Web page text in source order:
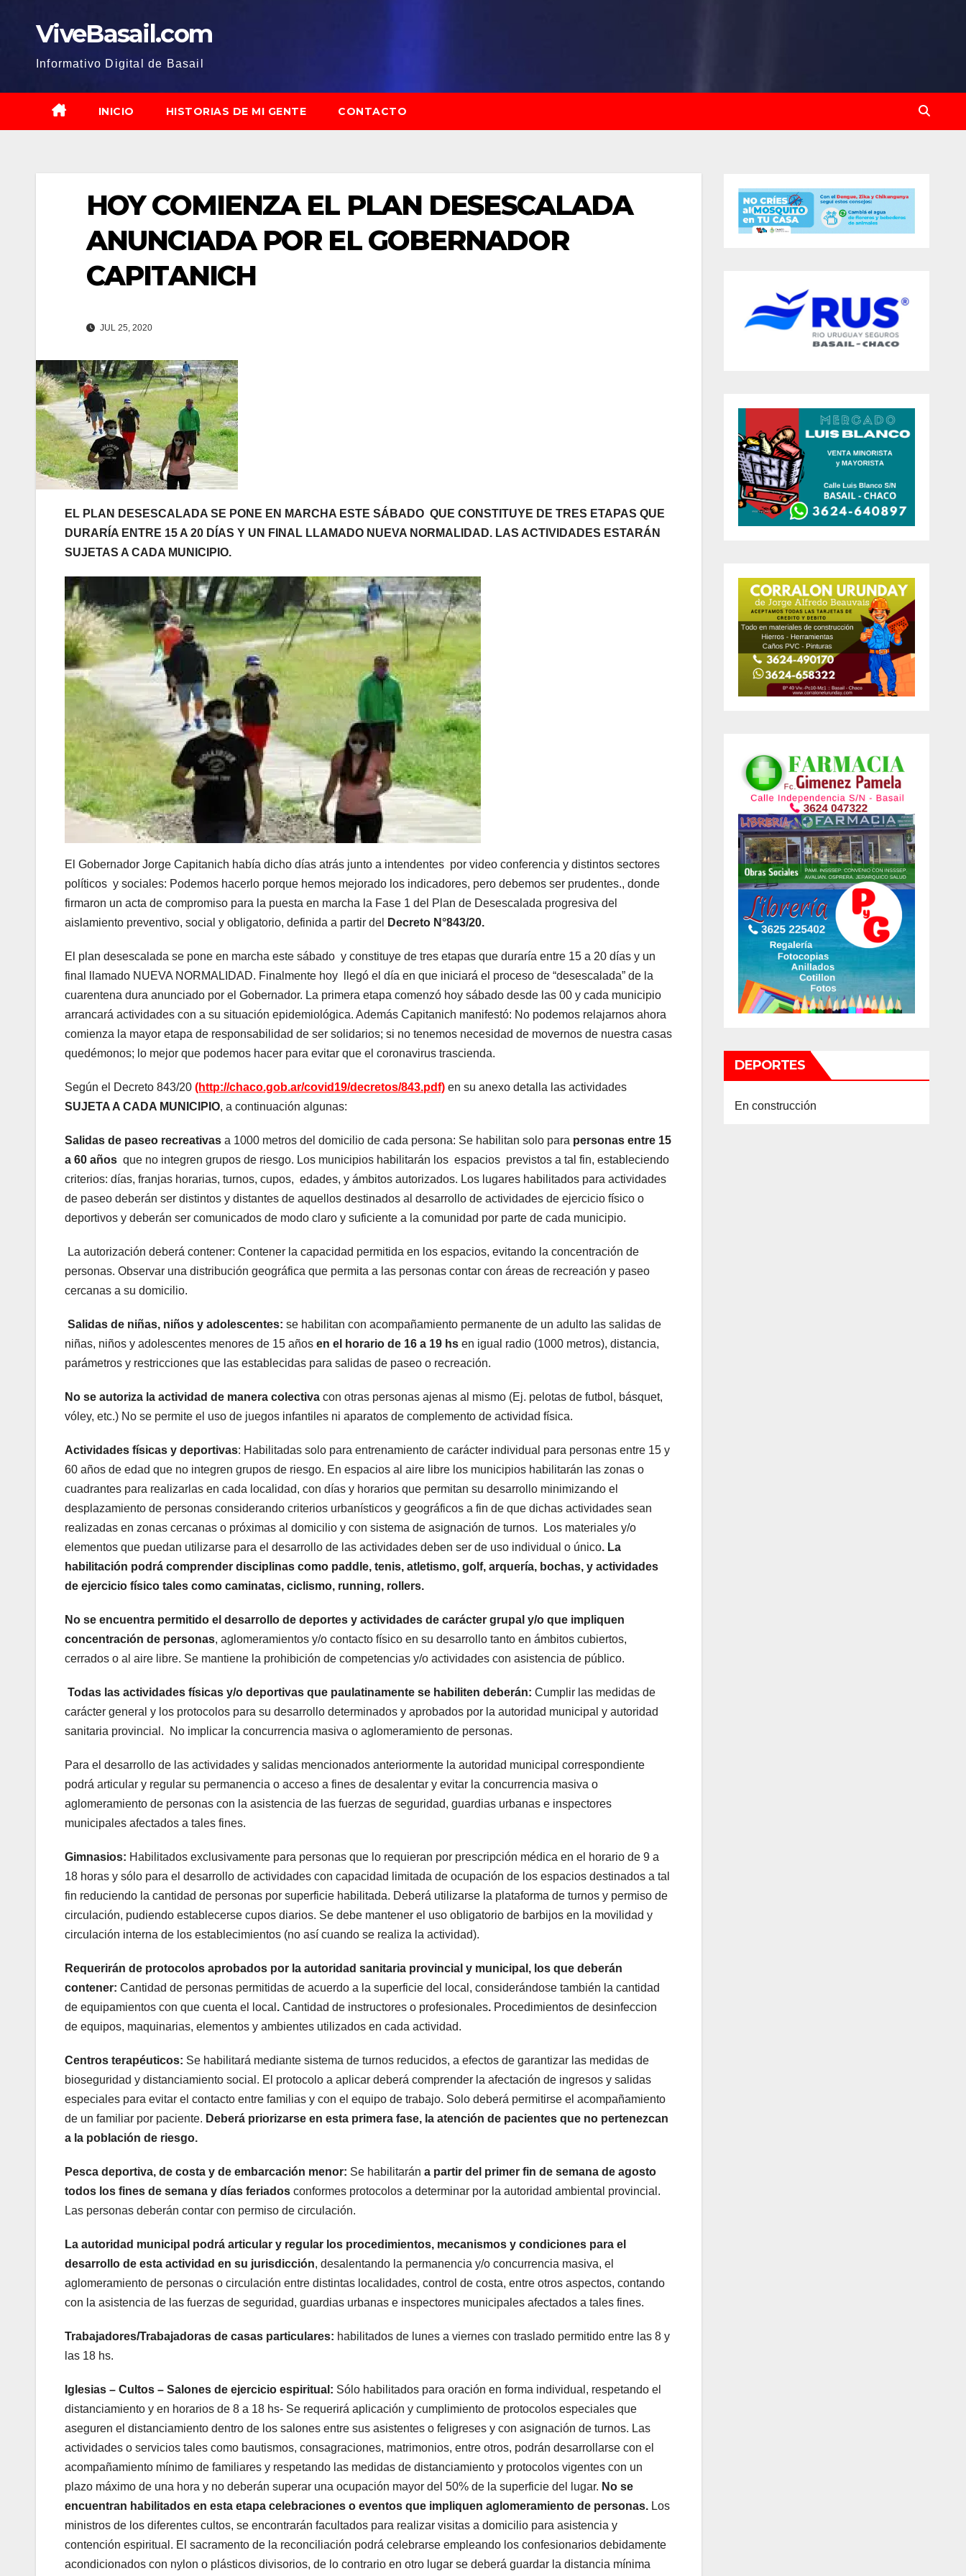
ViveBasail.com
Informativo Digital de Basail
INICIO HISTORIAS DE MI GENTE CONTACTO
HOY COMIENZA EL PLAN DESESCALADA
ANUNCIADA POR EL GOBERNADOR
CAPITANICH
JUL 25, 2020
EL PLAN DESESCALADA SE PONE EN MARCHA ESTE SÁBADO QUE CONSTITUYE DE TRES ETAPAS QUE
DURARÍA ENTRE 15 A 20 DÍAS Y UN FINAL LLAMADO NUEVA NORMALIDAD. LAS ACTIVIDADES ESTARÁN
SUJETAS A CADA MUNICIPIO.
El Gobernador Jorge Capitanich había dicho días atrás junto a intendentes por video conferencia y distintos sectores
políticos y sociales: Podemos hacerlo porque hemos mejorado los indicadores, pero debemos ser prudentes., donde
firmaron un acta de compromiso para la puesta en marcha la Fase 1 del Plan de Desescalada progresiva del
aislamiento preventivo, social y obligatorio, definida a partir del
Decreto N°843/20.
El plan desescalada se pone en marcha este sábado y constituye de tres etapas que duraría entre 15 a 20 días y un
final llamado NUEVA NORMALIDAD. Finalmente hoy llegó el día en que iniciará el proceso de “desescalada” de la
cuarentena dura anunciado por el Gobernador. La primera etapa comenzó hoy sábado desde las 00 y cada municipio
arrancará actividades con a su situación epidemiológica. Además Capitanich manifestó: No podemos relajarnos ahora
comienza la mayor etapa de responsabilidad de ser solidarios; si no tenemos necesidad de movernos de nuestra casas
quedémonos; lo mejor que podemos hacer para evitar que el coronavirus trascienda.
Según el Decreto 843/20 (http://chaco.gob.ar/covid19/decretos/843.pdf) en su anexo detalla las actividades
SUJETA A CADA MUNICIPIO, a continuación algunas:
Salidas de paseo recreativas a 1000 metros del domicilio de cada persona: Se habilitan solo para personas entre 15
a 60 años que no integren grupos de riesgo. Los municipios habilitarán los espacios previstos a tal fin, estableciendo
criterios: días, franjas horarias, turnos, cupos, edades, y ámbitos autorizados. Los lugares habilitados para actividades
de paseo deberán ser distintos y distantes de aquellos destinados al desarrollo de actividades de ejercicio físico o
deportivos y deberán ser comunicados de modo claro y suficiente a la comunidad por parte de cada municipio.
La autorización deberá contener: Contener la capacidad permitida en los espacios, evitando la concentración de
personas. Observar una distribución geográfica que permita a las personas contar con áreas de recreación y paseo
cercanas a su domicilio.
Salidas de niñas, niños y adolescentes: se habilitan con acompañamiento permanente de un adulto las salidas de
niñas, niños y adolescentes menores de 15 años en el horario de 16 a 19 hs en igual radio (1000 metros), distancia,
parámetros y restricciones que las establecidas para salidas de paseo o recreación.
No se autoriza la actividad de manera colectiva con otras personas ajenas al mismo (Ej. pelotas de futbol, básquet,
vóley, etc.) No se permite el uso de juegos infantiles ni aparatos de complemento de actividad física.
Actividades físicas y deportivas: Habilitadas solo para entrenamiento de carácter individual para personas entre 15 y
60 años de edad que no integren grupos de riesgo. En espacios al aire libre los municipios habilitarán las zonas o
cuadrantes para realizarlas en cada localidad, con días y horarios que permitan su desarrollo minimizando el
desplazamiento de personas considerando criterios urbanísticos y geográficos a fin de que dichas actividades sean
realizadas en zonas cercanas o próximas al domicilio y con sistema de asignación de turnos. Los materiales y/o
elementos que puedan utilizarse para el desarrollo de las actividades deben ser de uso individual o único. La
habilitación podrá comprender disciplinas como paddle, tenis, atletismo, golf, arquería, bochas, y actividades
de ejercicio físico tales como caminatas, ciclismo, running, rollers.
No se encuentra permitido el desarrollo de deportes y actividades de carácter grupal y/o que impliquen
concentración de personas, aglomeramientos y/o contacto físico en su desarrollo tanto en ámbitos cubiertos,
cerrados o al aire libre. Se mantiene la prohibición de competencias y/o actividades con asistencia de público.
Todas las actividades físicas y/o deportivas que paulatinamente se habiliten deberán: Cumplir las medidas de
carácter general y los protocolos para su desarrollo determinados y aprobados por la autoridad municipal y autoridad
sanitaria provincial.
No implicar la concurrencia masiva o aglomeramiento de personas.
Para el desarrollo de las actividades y salidas mencionados anteriormente la autoridad municipal correspondiente
podrá articular y regular su permanencia o acceso a fines de desalentar y evitar la concurrencia masiva o
aglomeramiento de personas con la asistencia de las fuerzas de seguridad, guardias urbanas e inspectores
municipales afectados a tales fines.
Gimnasios: Habilitados exclusivamente para personas que lo requieran por prescripción médica en el horario de 9 a
18 horas y sólo para el desarrollo de actividades con capacidad limitada de ocupación de los espacios destinados a tal
fin reduciendo la cantidad de personas por superficie habilitada. Deberá utilizarse la plataforma de turnos y permiso de
circulación, pudiendo establecerse cupos diarios. Se debe mantener el uso obligatorio de barbijos en la movilidad y
circulación interna de los establecimientos (no así cuando se realiza la actividad).
Requerirán de protocolos aprobados por la autoridad sanitaria provincial y municipal, los que deberán
contener: Cantidad de personas permitidas de acuerdo a la superficie del local, considerándose también la cantidad
de equipamientos con que cuenta el local . Cantidad de instructores o profesionales. Procedimientos de desinfeccion
de equipos, maquinarias, elementos y ambientes utilizados en cada actividad.
Centros terapéuticos: Se habilitará mediante sistema de turnos reducidos, a efectos de garantizar las medidas de
bioseguridad y distanciamiento social. El protocolo a aplicar deberá comprender la afectación de ingresos y salidas
especiales para evitar el contacto entre familias y con el equipo de trabajo. Solo deberá permitirse el acompañamiento
de un familiar por paciente. Deberá priorizarse en esta primera fase, la atención de pacientes que no pertenezcan
a la población de riesgo.
Pesca deportiva, de costa y de embarcación menor: Se habilitarán a partir del primer fin de semana de agosto
todos los fines de semana y días feriados conformes protocolos a determinar por la autoridad ambiental provincial.
Las personas deberán contar con permiso de circulación.
La autoridad municipal podrá articular y regular los procedimientos, mecanismos y condiciones para el
desarrollo de esta actividad en su jurisdicción, desalentando la permanencia y/o concurrencia masiva, el
aglomeramiento de personas o circulación entre distintas localidades, control de costa, entre otros aspectos, contando
con la asistencia de las fuerzas de seguridad, guardias urbanas e inspectores municipales afectados a tales fines.
Trabajadores/Trabajadoras de casas particulares: habilitados de lunes a viernes con traslado permitido entre las 8 y
las 18 hs.
Iglesias – Cultos – Salones de ejercicio espiritual: Sólo habilitados para oración en forma individual, respetando el
distanciamiento y en horarios de 8 a 18 hs- Se requerirá aplicación y cumplimiento de protocolos especiales que
aseguren el distanciamiento dentro de los salones entre sus asistentes o feligreses y con asignación de turnos. Las
actividades o servicios tales como bautismos, consagraciones, matrimonios, entre otros, podrán desarrollarse con el
acompañamiento mínimo de familiares y respetando las medidas de distanciamiento y protocolos vigentes con un
plazo máximo de una hora y no deberán superar una ocupación mayor del 50% de la superficie del lugar. No se
encuentran habilitados en esta etapa celebraciones o eventos que impliquen aglomeramiento de personas. Los
ministros de los diferentes cultos, se encontrarán facultados para realizar visitas a domicilio para asistencia y
contención espiritual. El sacramento de la reconciliación podrá celebrarse empleando los confesionarios debidamente
acondicionados con nylon o plásticos divisorios, de lo contrario en otro lugar se deberá guardar la distancia mínima
DEPORTES
En construcción